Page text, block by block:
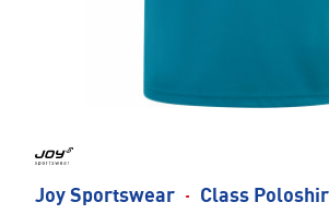
Joy Sportswear · Class